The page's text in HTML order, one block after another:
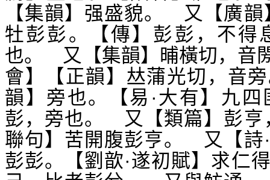
【集韻】强盛貌。 又【廣韻
牡彭彭。【傳】彭彭，不
也。 又【集韻】晡橫切，音
會】【正韻】 𠀤蒲光切，音
韻】旁也。【易·大有】九
彭，旁也。 又【類篇】彭亨
聯句】苦開腹彭亨。 又【詩
彭彭。【劉歆·遂初賦】求仁